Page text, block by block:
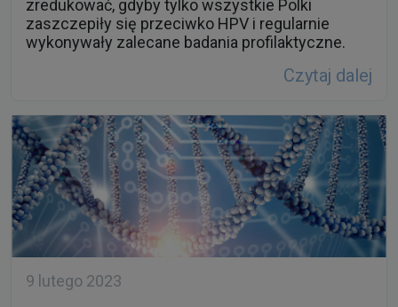
Czytaj dalej
9 lutego 2023
Na czym polegają badania
całogenomowe?